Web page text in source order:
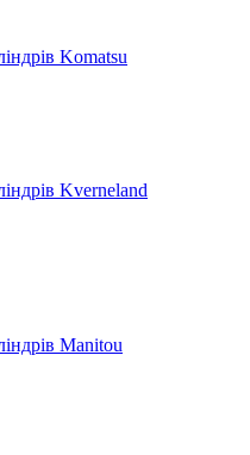
Komatsu
Kverneland
Manitou